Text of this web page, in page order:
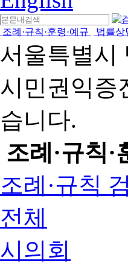
조례·규칙·훈령·예규 법률상
서울특별시
시민권익증
습니다.
조례·규칙·
조례·규칙
전체
시의회